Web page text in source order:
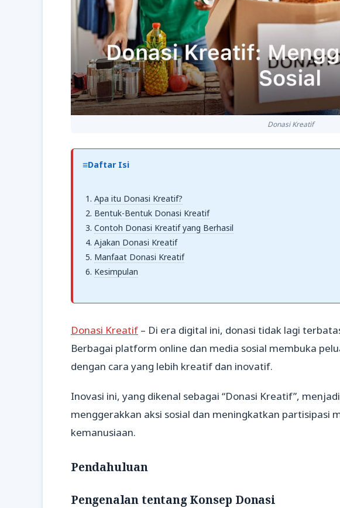
Donasi Kreatif
Daftar Isi
Apa itu Donasi Kreatif?
Bentuk-Bentuk Donasi Kreatif
Contoh Donasi Kreatif yang Berhasil
Ajakan Donasi Kreatif
Manfaat Donasi Kreatif
Kesimpulan
Donasi Kreatif – Di era digital ini, donasi tidak lagi
Berbagai platform online dan media sosial membuka
dengan cara yang lebih kreatif dan inovatif.
Inovasi ini, yang dikenal sebagai “Donasi Kreatif”,
menggerakkan aksi sosial dan meningkatkan partisipasi
kemanusiaan.
Pendahuluan
Pengenalan tentang Konsep Donasi